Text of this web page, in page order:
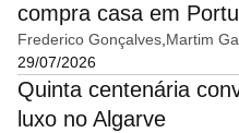
compra casa em
Frederico Gonçalves Martim
29/07/2026
Quinta centenária
luxo no Algarve